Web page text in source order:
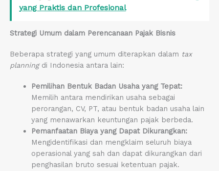
yang Praktis dan Profesional
Strategi Umum dalam Perencanaan Pajak Bisnis
Beberapa strategi yang umum diterapkan dalam tax
planningdi Indonesia antara lain:
Pemilihan Bentuk Badan Usaha yang Tepat:
Memilih antara mendirikan usaha sebagai
perorangan, CV, PT, atau bentuk badan usaha lain
yang menawarkan keuntungan pajak berbeda.
Pemanfaatan Biaya yang Dapat Dikurangkan:
Mengidentifikasi dan mengklaim seluruh biaya
operasional yang sah dan dapat dikurangkan dari
penghasilan bruto sesuai ketentuan pajak.